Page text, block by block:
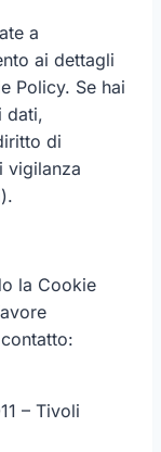
a
ai dettagli
Policy. Se hai
dati,
di
vigilanza
la Cookie
– Tivoli